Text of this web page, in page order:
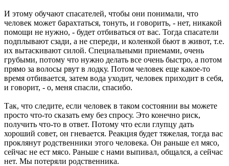
И этому обучают спасателей, чтобы они понимали, что
человек может барахтаться, тонуть, и говорить, - нет, никакой
помощи не нужно, - будет отбиваться от вас. Тогда спасатели
подплывают сзади, а не спереди, и коленкой бьют в живот, т.е.
их вытаскивают силой. Специальными приемами, очень
грубыми, потому что нужно делать все очень быстро, а потом
прямо за волосы рвут в лодку. Потом человек еще какое-то
время отбивается, затем вода уходит, человек приходит в себя,
и говорит, - о, меня спасли, спасибо.
Так, что следите, если человек в таком состоянии вы можете
просто что-то сказать ему без спросу. Это конечно риск,
получить что-то в ответ. Потому что если глупцу дать
хороший совет, он гневается. Реакция будет тяжелая, тогда вас
проклянут родственники этого человека. Он раньше ел мясо,
сейчас не ест мясо. Раньше с нами выпивал, общался, а сейчас
нет. Мы потеряли родственника.